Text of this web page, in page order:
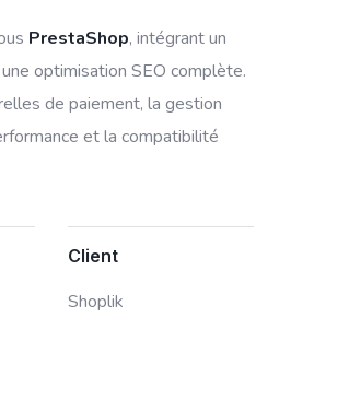
PrestaShop, intégrant un
optimisation SEO complète.
de paiement, la gestion
et la compatibilité
Client
Shoplik